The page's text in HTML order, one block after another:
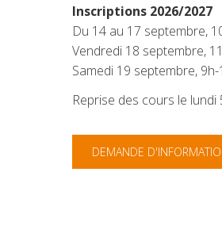
Inscriptions 2026/2027
Du 14 au 17 septembre,
Vendredi 18 septembre,
Samedi 19 septembre,
Reprise des cours le
DEMANDE